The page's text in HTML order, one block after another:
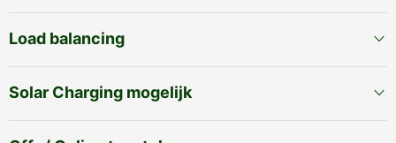
Load balancing
Solar Charging mogelijk